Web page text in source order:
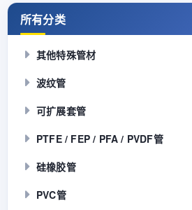
所有分类
其他特殊管材
波纹管
可扩展套管
PTFE / FEP / PFA / PVDF管
硅橡胶管
PVC管